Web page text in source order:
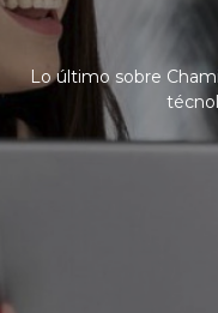
Lo último sobre